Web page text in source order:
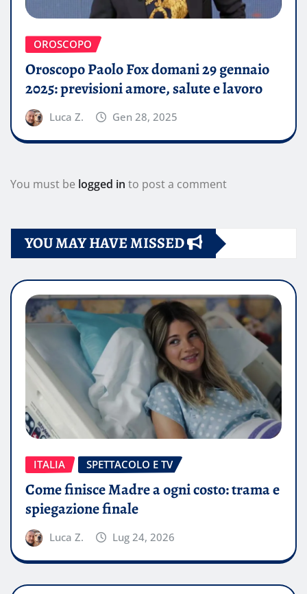
OROSCOPO
Oroscopo Paolo Fox domani 29 gennaio
2025: previsioni amore, salute e lavoro
Luca Z. Gen 28, 2025
You must be logged in to post a comment
YOU MAY HAVE MISSED
ITALIA SPETTACOLO E TV
Come finisce Madre a ogni costo: trama e
spiegazione finale
Luca Z. Lug 24, 2026